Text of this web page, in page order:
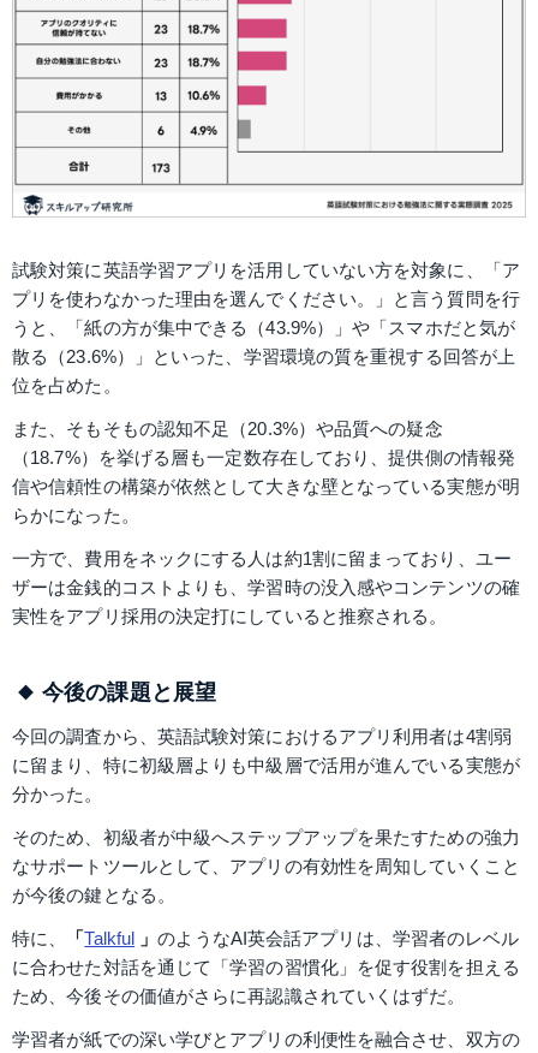
試験対策に英語学習アプリを活用していない方を対象に、「ア
プリを使わなかった理由を選んでください。」と言う質問を行
うと、「紙の方が集中できる（43.9%）」や「スマホだと気が
散る（23.6%）」といった、学習環境の質を重視する回答が上
位を占めた。
また、そもそもの認知不足（20.3%）や品質への疑念
（18.7%）を挙げる層も一定数存在しており、提供側の情報発
信や信頼性の構築が依然として大きな壁となっている実態が明
らかになった。
一方で、費用をネックにする人は約1割に留まっており、ユー
ザーは金銭的コストよりも、学習時の没入感やコンテンツの確
実性をアプリ採用の決定打にしていると推察される。
今後の課題と展望
今回の調査から、英語試験対策におけるアプリ利用者は4割弱
に留まり、特に初級層よりも中級層で活用が進んでいる実態が
分かった。
そのため、初級者が中級へステップアップを果たすための強力
なサポートツールとして、アプリの有効性を周知していくこと
が今後の鍵となる。
特に、 「Talkful 」のようなAI英会話アプリは、学習者のレベル
に合わせた対話を通じて「学習の習慣化」を促す役割を担える
ため、今後その価値がさらに再認識されていくはずだ。
学習者が紙での深い学びとアプリの利便性を融合させ、双方の